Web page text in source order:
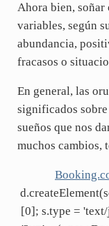
Ahora bien, soñar
variables, según
abundancia,
fracasos o
En general, las
significados
sueños que nos
muchos cambios,
[0]; s.type =